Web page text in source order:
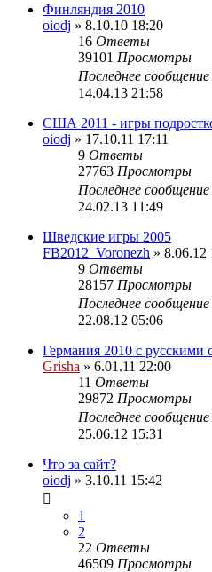
Финляндия 2010
oiodj » 8.10.10 18:20
16 Ответы
39101 Просмотры
Последнее сообщение
14.04.13 21:58
США 2011 - игры
oiodj » 17.10.11 17:11
9 Ответы
27763 Просмотры
Последнее сообщение
24.02.13 11:49
Шведские игры 2005
FB2012_Voronezh » 8.06.12
9 Ответы
28157 Просмотры
Последнее сообщение
22.08.12 05:06
Германия 2010 с русскими
Grisha » 6.01.11 22:00
11 Ответы
29872 Просмотры
Последнее сообщение
25.06.12 15:31
Что за сайт?
oiodj » 3.10.11 15:42
1
2
22 Ответы
46509 Просмотры